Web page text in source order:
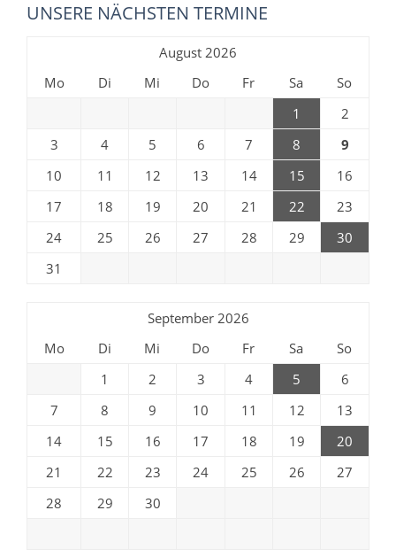
UNSERE NÄCHSTEN TERMINE
August 2026
Mo
Di Mi Do Fr Sa
So
1
2
3
4 5 6 7 8
9
10
11 12 13 14 15
16
17
18 19 20 21 22
23
24
25 26 27 28 29
30
31
September 2026
Mo
Di Mi Do Fr Sa
So
1
2 3 4 5
6
7
8 9 10 11 12
13
14
15 16 17 18 19
20
21
22 23 24 25 26
27
28
29 30